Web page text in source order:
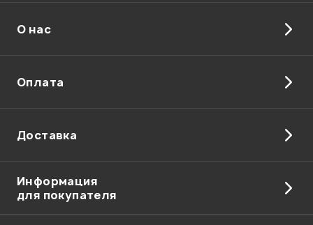
О нас
Оплата
Доставка
Информация
для покупателя